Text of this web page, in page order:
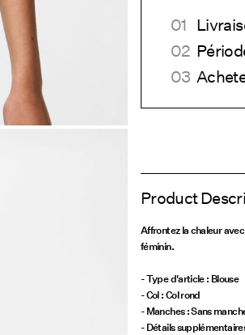
Product
Affrontez la chaleur
féminin.
- Type d'article : Blouse
- Col : Col rond
- Manches : Sans
- Détails